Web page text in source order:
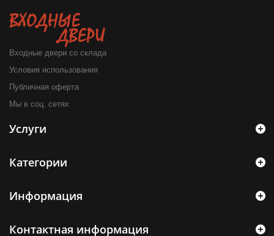
Входные двери со склада
Условия использования
Публичная оферта
Мы в соц. сетях
Услуги
Категории
Информация
Контактная информация